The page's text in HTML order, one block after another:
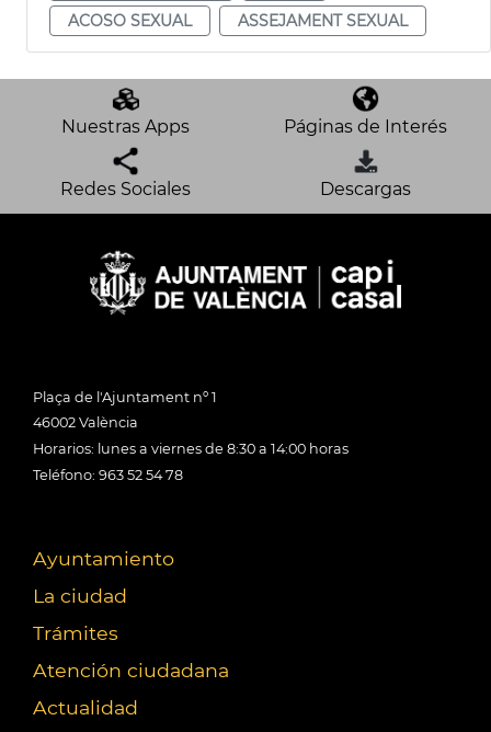
ACOSO SEXUAL
ASSEJAMENT SEXUAL
Nuestras Apps Páginas de Interés
Redes Sociales Descargas
Plaça de l'Ajuntament nº 1
46002 València
Horarios: lunes a viernes de 8:30 a 14:00 horas
Teléfono: 963 52 54 78
Ayuntamiento
La ciudad
Trámites
Atención ciudadana
Actualidad